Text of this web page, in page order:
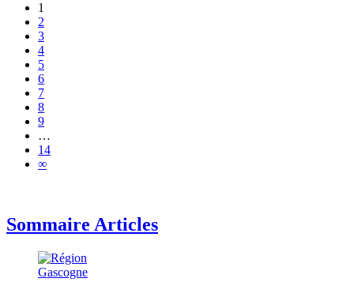
1
2
3
4
5
6
7
8
9
…
14
∞
Sommaire Articles